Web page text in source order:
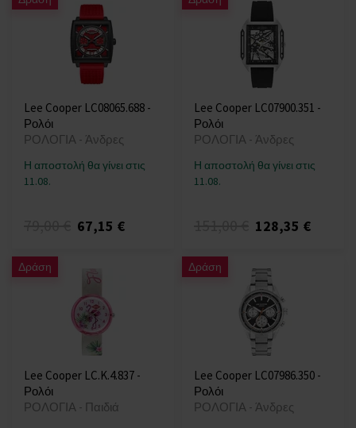
Lee Cooper LC08065.688 -
Ρολόι
ΡΟΛΟΓΙΑ - Άνδρες
Η αποστολή θα γίνει στις
11.08.
67,15 €
Lee Cooper LC07900.351 -
Ρολόι
ΡΟΛΟΓΙΑ - Άνδρες
Η αποστολή θα γίνει στις
11.08.
128,35 €
Δράση
Lee Cooper LC.K.4.837 -
Ρολόι
ΡΟΛΟΓΙΑ - Παιδιά
Δράση
Lee Cooper LC07986.350 -
Ρολόι
ΡΟΛΟΓΙΑ - Άνδρες